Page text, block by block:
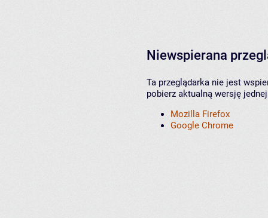
Niewspierana
Ta przeglądarka nie jest
pobierz aktualną wersję
Mozilla Firefox
Google Chrome